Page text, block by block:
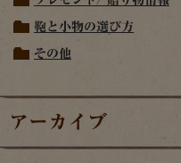
鞄と小物の選び方
その他
アーカイブ